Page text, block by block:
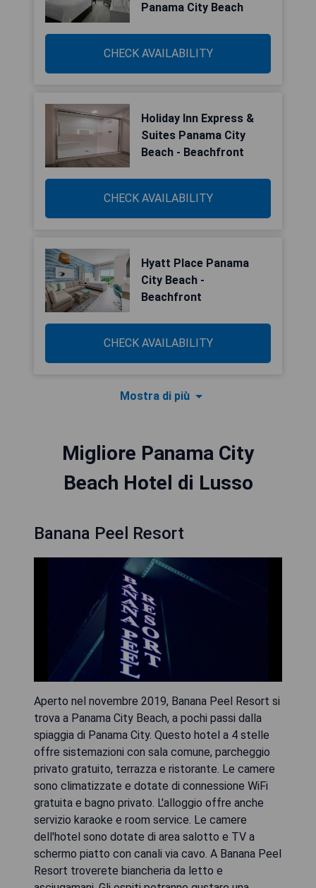
Panama City Beach
CHECK AVAILABILITY
Holiday Inn Express &
Suites Panama City
Beach - Beachfront
CHECK AVAILABILITY
Hyatt Place Panama
City Beach -
Beachfront
CHECK AVAILABILITY
Mostra di più
Migliore Panama City
Beach Hotel di Lusso
Banana Peel Resort
Aperto nel novembre 2019, Banana Peel Resort si
trova a Panama City Beach, a pochi passi dalla
spiaggia di Panama City. Questo hotel a 4 stelle
offre sistemazioni con sala comune, parcheggio
privato gratuito, terrazza e ristorante. Le camere
sono climatizzate e dotate di connessione WiFi
gratuita e bagno privato. L'alloggio offre anche
servizio karaoke e room service. Le camere
dell'hotel sono dotate di area salotto e TV a
schermo piatto con canali via cavo. A Banana Peel
Resort troverete biancheria da letto e